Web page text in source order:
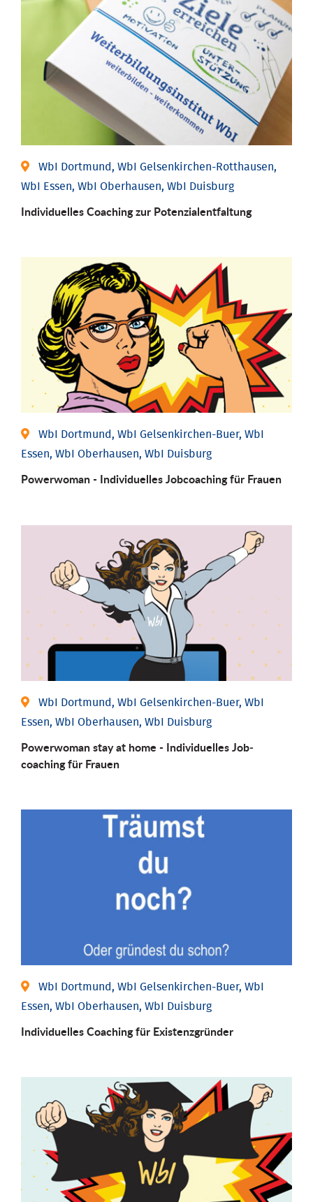
WbI Dortmund, WbI Gelsenkirchen-Rotthausen,
WbI Essen, WbI Oberhausen, WbI Duisburg
Individuelles Coaching zur Potenzialentfaltung
WbI Dortmund, WbI Gelsenkirchen-Buer, WbI
Essen, WbI Oberhausen, WbI Duisburg
Powerwoman - Individu­elles Job­coaching für Frauen
WbI Dortmund, WbI Gelsenkirchen-Buer, WbI
Essen, WbI Oberhausen, WbI Duisburg
Powerwoman stay at home - Individu­elles Job­
coaching für Frauen
WbI Dortmund, WbI Gelsenkirchen-Buer, WbI
Essen, WbI Oberhausen, WbI Duisburg
Individu­elles Coaching für Existenz­gründer